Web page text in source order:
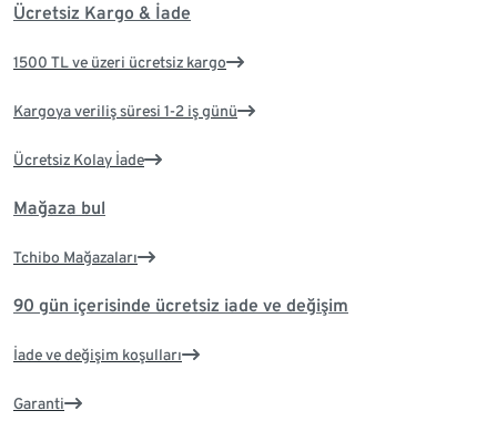
Ücretsiz Kargo & İade
1500 TL ve üzeri ücretsiz kargo
Kargoya veriliş süresi 1-2 iş günü
Ücretsiz Kolay İade
Mağaza bul
Tchibo Mağazaları
90 gün içerisinde ücretsiz iade ve değişim
İade ve değişim koşulları
Garanti